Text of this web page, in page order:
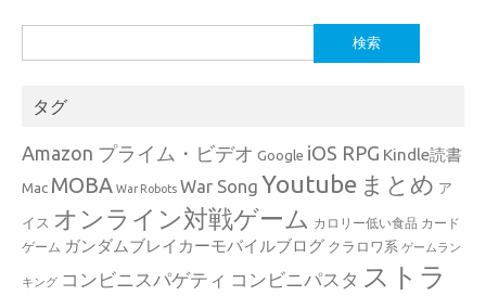
索:
タグ
Amazon プライム・ビデオ Google iOS RPG Kindle読書
Mac MOBA War Robots War Song Youtube まとめ ア
イス オンライン対戦ゲーム カロリー低い食品 カード
ゲーム ガンダムブレイカーモバイルブログ クラロワ系 ゲームラン
キング コンビニスパゲティ コンビニパスタ ストラ